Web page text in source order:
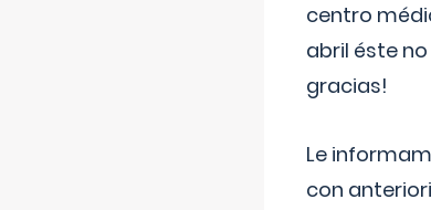
centro
abril éste
gracias!
Le
con